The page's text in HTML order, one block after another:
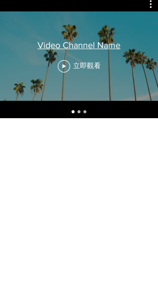
Video Channel Name
立即觀看